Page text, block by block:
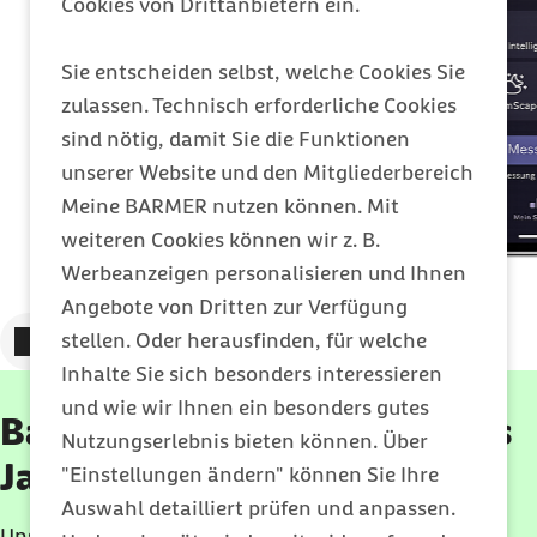
Sie entscheiden selbst, welche Cookies Sie
zulassen. Technisch erforderliche Cookies
sind nötig, damit Sie die Funktionen
unserer Website und den Mitgliederbereich
Meine BARMER nutzen können. Mit
weiteren Cookies können wir z. B.
Werbeanzeigen personalisieren und Ihnen
Angebote von Dritten zur Verfügung
stellen. Oder herausfinden, für welche
Inhalte Sie sich besonders interessieren
und wie wir Ihnen ein besonders gutes
Nutzungserlebnis bieten können. Über
"Einstellungen ändern" können Sie Ihre
Auswahl detailliert prüfen und anpassen.
Zum vorigen Element
Zum nächsten Element
Barmer ist Krankenkasse des
Jahres